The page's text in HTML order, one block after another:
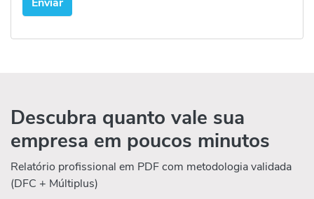
Descubra quanto vale sua
empresa em poucos minutos
Relatório profissional em PDF com metodologia validada
(DFC + Múltiplus)